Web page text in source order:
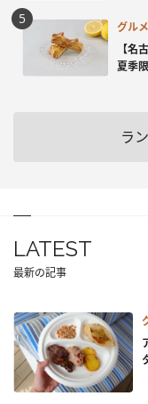
グルメ
【
夏季
ラ
LATEST
最新の記事